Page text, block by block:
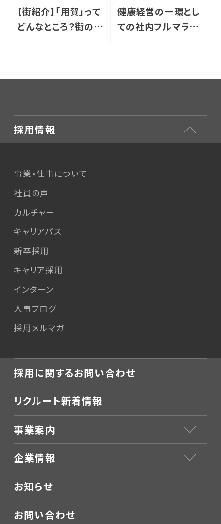
【街紹介】「用賀」って
どんなところ？街の雰
健康経営の一環とし
ての社内フルマラソ
採用情報
事業・仕事について
社員の声
カルチャー
キャリアパス
新卒採用
キャリア採用
インターン
人事ブログ
採用メルマガ
採用に関するお問い合わせ
リクルート新着情報
事業案内
企業情報
お知らせ
お問い合わせ